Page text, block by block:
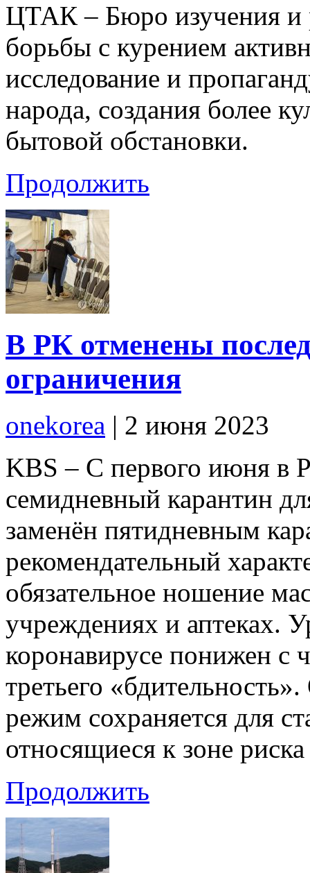
ЦТАК – Бюро изучения и
борьбы с курением
исследование и
народа, создания более
бытовой обстановки.
Продолжить
В РК отменены
ограничения
onekorea | 2 июня 2023
KBS – С первого июня в
семидневный карантин
заменён пятидневным
рекомендательный
обязательное ношение
учреждениях и аптеках.
коронавирусе понижен с
третьего
режим сохраняется для
относящиеся к зоне
Продолжить